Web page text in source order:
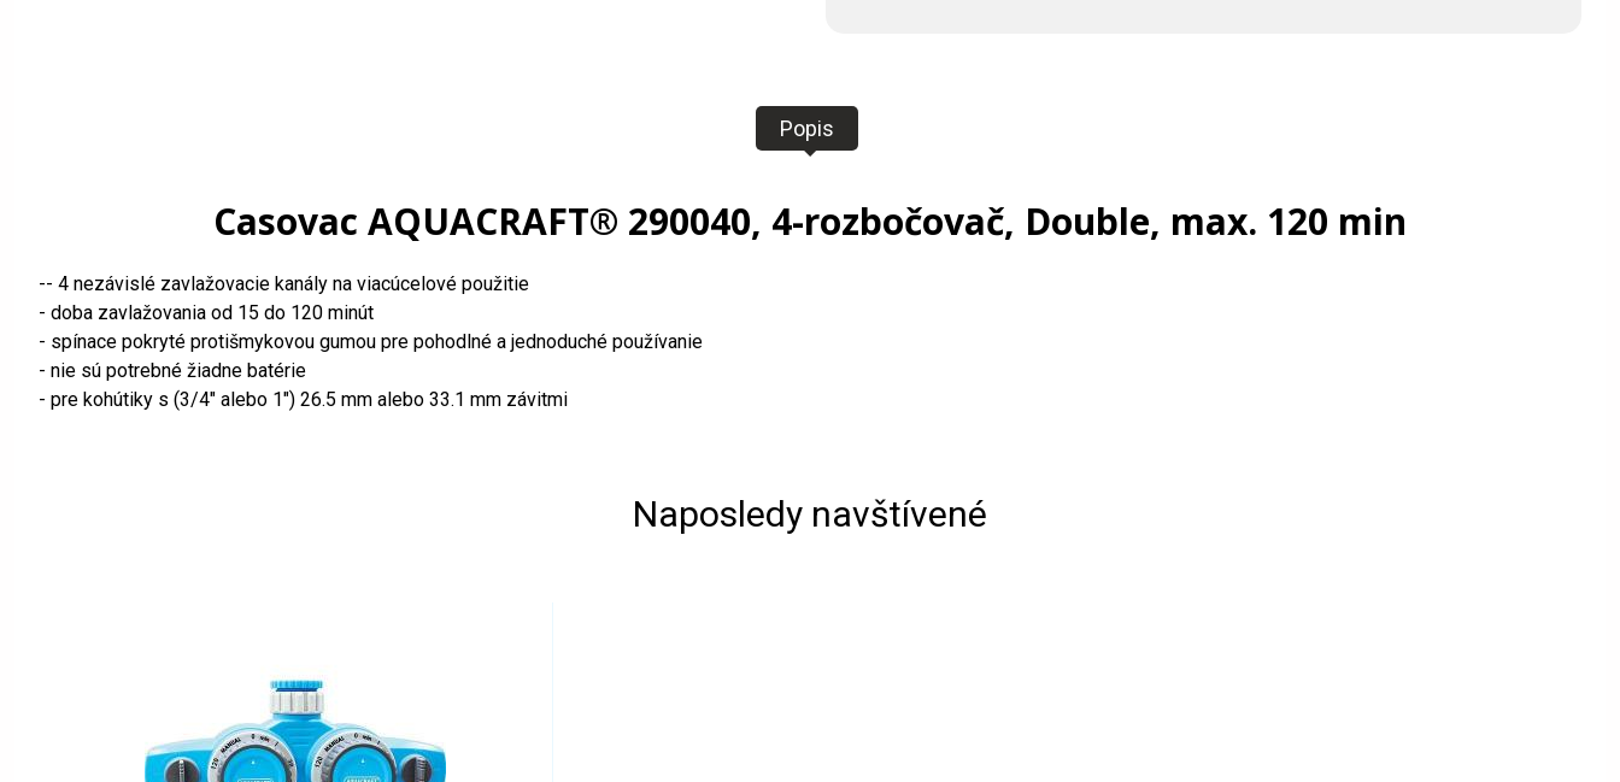
Popis
Casovac AQUACRAFT® 290040, 4-rozbočovač, Double, max. 120 min
-- 4 nezávislé zavlažovacie kanály na viacúcelové použitie
- doba zavlažovania od 15 do 120 minút
- spínace pokryté protišmykovou gumou pre pohodlné a jednoduché používanie
- nie sú potrebné žiadne batérie
- pre kohútiky s (3/4" alebo 1") 26.5 mm alebo 33.1 mm závitmi
Naposledy navštívené